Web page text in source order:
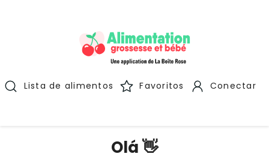
Lista de alimentos Favoritos Conectar
Olá 👋